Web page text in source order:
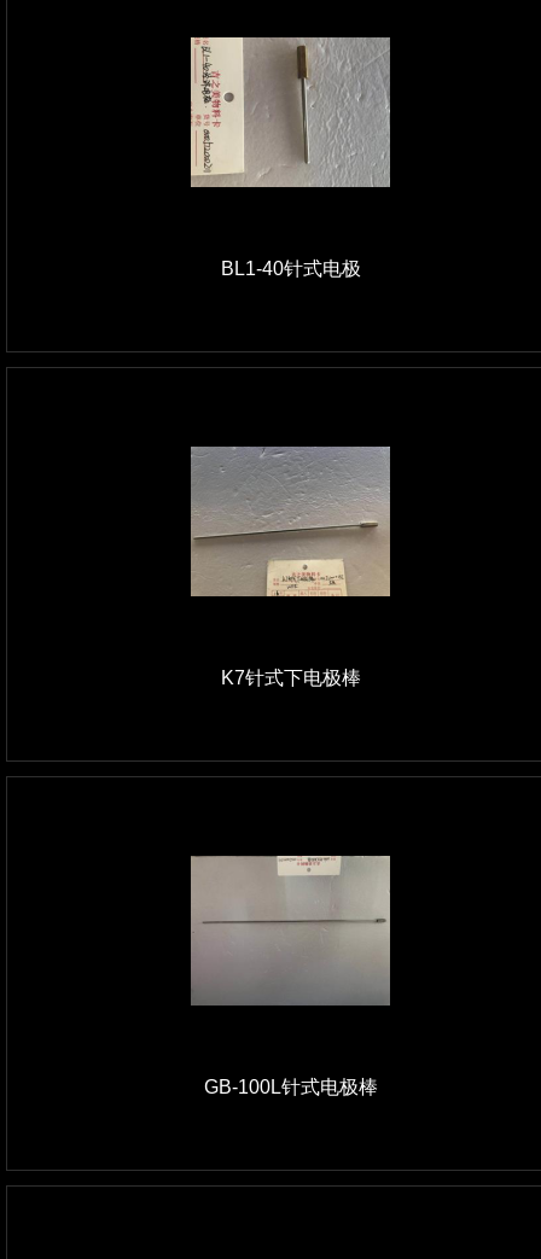
BL1-40针式电极
K7针式下电极棒
GB-100L针式电极棒